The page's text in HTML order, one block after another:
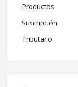
Productos
Suscripción
Tributario